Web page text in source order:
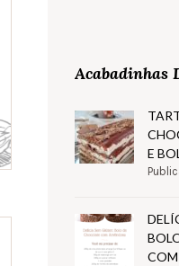
Acabadinhas
E